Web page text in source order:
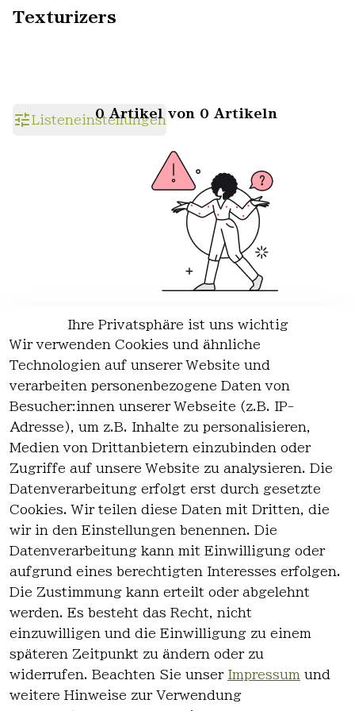
Texturizers
Listeneinstellungen
0 Artikel von 0 Artikeln
Wir haben keine Artikel mehr in
dieser Kategorie.
Haben Sie nicht gefunden, was Sie
Artikel durchsuchen
Ihre Privatsphäre ist uns wichtig
Wir verwenden Cookies und ähnliche
Technologien auf unserer Website und
verarbeiten personenbezogene Daten von
Besucher:innen unserer Webseite (z.B. IP-
Adresse), um z.B. Inhalte zu personalisieren,
Medien von Drittanbietern einzubinden oder
Zugriffe auf unsere Website zu analysieren. Die
Datenverarbeitung erfolgt erst durch gesetzte
Cookies. Wir teilen diese Daten mit Dritten, die
wir in den Einstellungen benennen. Die
Datenverarbeitung kann mit Einwilligung oder
aufgrund eines berechtigten Interesses erfolgen.
Die Zustimmung kann erteilt oder abgelehnt
werden. Es besteht das Recht, nicht
einzuwilligen und die Einwilligung zu einem
späteren Zeitpunkt zu ändern oder zu
widerrufen. Beachten Sie unser Impressum und
weitere Hinweise zur Verwendung
es
AGB
Datenschutz
Widerrufsre
cht
Kontakt
Kontakt
Registrieren